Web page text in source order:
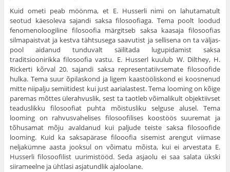
Kuid ometi peab möönma, et E. Husserli nimi on lahutamatult
seotud käesoleva sajandi saksa filosoofiaga. Tema poolt loodud
fenomenoloogiline filosoofia märgitseb saksa kaasaja filosoofias
silmapaistvat ja kestva tähtsusega saavutist ja sellisena on ta väljas­
pool aidanud tunduvalt säilitada lugupidamist saksa
traditsioonirikka filosoofia vastu. E. Husserl kuulub W. Dilthey, H.
Rickerti kõrval 20. sajandi saksa representatiivsemate filosoofide
hulka. Tema suur õpilaskond ja ligem kaastööliskond ei koosnenud
mitte niipalju semii­tidest kui just aarialastest. Tema looming on kõige
paremas mõttes ülerahvuslik, sest ta taotleb võimalikult objektiivset
teaduslikku filo­soofiat puhta mõistusliku selguse alusel. Tema
looming on rahvus­vahelises filosoofilises koostöös suuremat ja
tõhusamat mõju avalda­nud kui paljude teiste saksa filosoofide
looming. Kuid ka saksapärase filooofia sisemist arengut viimase
neljakümne aasta jooksul on või­matu mõista, kui ei arvestata E.
Husserli filosoofilist uurimistööd. Seda asjaolu ei saa salata ükski
siirameelne ja ühtlasi asjatundlik aja­loolane.